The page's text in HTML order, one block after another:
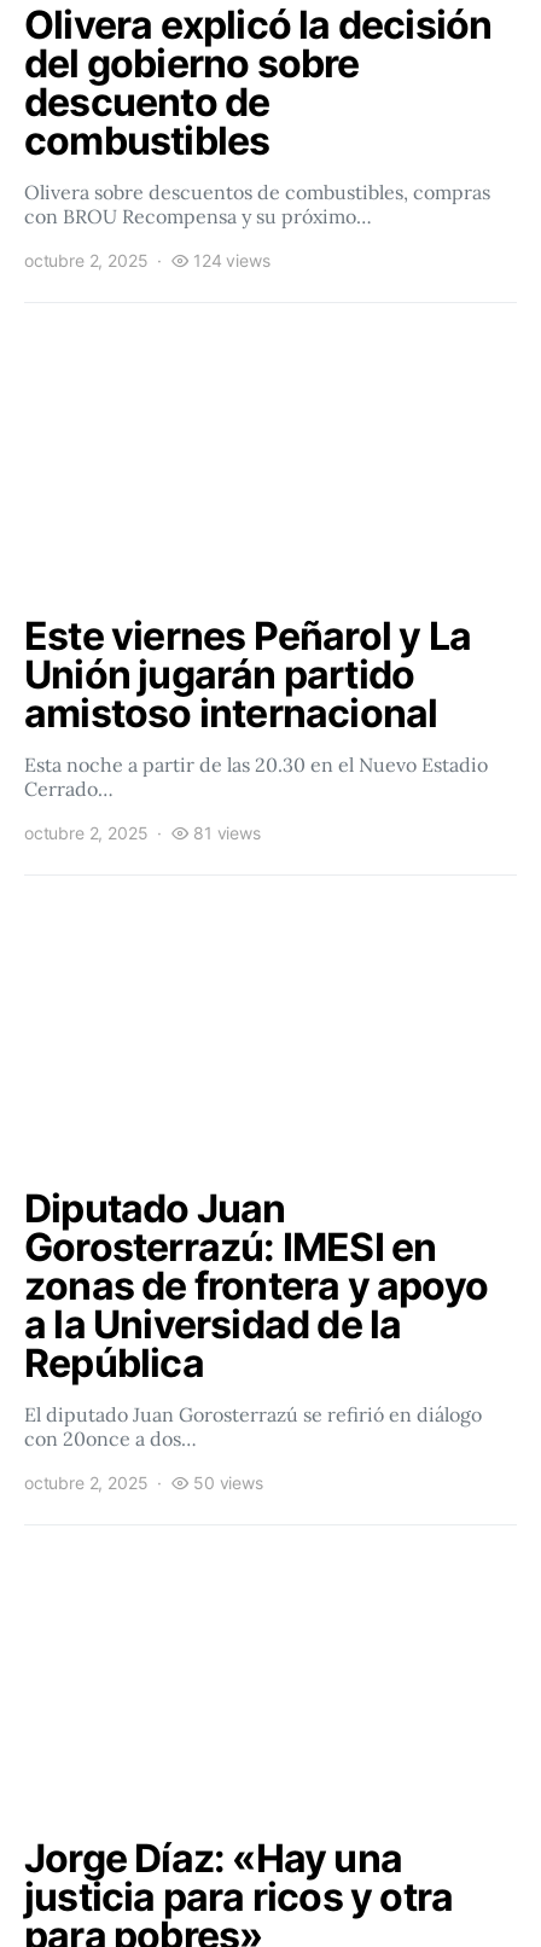
Olivera explicó la decisión
del gobierno sobre
descuento de
combustibles
Olivera sobre descuentos de combustibles, compras
con BROU Recompensa y su próximo…
octubre 2, 2025 124 views
Este viernes Peñarol y La
Unión jugarán partido
amistoso internacional
Esta noche a partir de las 20.30 en el Nuevo Estadio
Cerrado…
octubre 2, 2025 81 views
Diputado Juan
Gorosterrazú: IMESI en
zonas de frontera y apoyo
a la Universidad de la
República
El diputado Juan Gorosterrazú se refirió en diálogo
con 20once a dos…
octubre 2, 2025 50 views
Jorge Díaz: «Hay una
justicia para ricos y otra
para pobres»